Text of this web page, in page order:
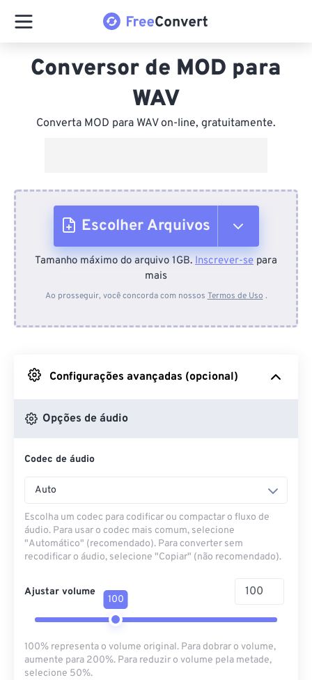
Conversor de MOD para
WAV
Converta MOD para WAV on-line, gratuitamente.
Escolher Arquivos
Do dispositivo
Do Google Drive
Do OneDrive
Tamanho máximo do arquivo 1GB. Inscrever-se para
mais
Ao prosseguir, você concorda com nossos Termos de Uso .
Configurações avançadas (opcional)
Opções de áudio
Codec de áudio
Auto
Escolha um codec para codificar ou compactar o fluxo de
áudio. Para usar o codec mais comum, selecione
"Automático" (recomendado). Para converter sem
recodificar o áudio, selecione "Copiar" (não recomendado).
Ajustar volume
100
100% representa o volume original. Para dobrar o volume,
aumente para 200%. Para reduzir o volume pela metade,
selecione 50%.